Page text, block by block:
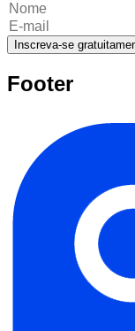
Inscreva-se
Footer